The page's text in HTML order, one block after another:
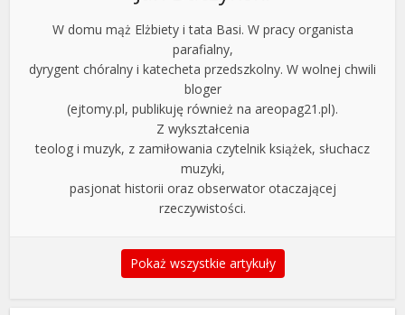
W domu mąż Elżbiety i tata Basi. W pracy organista
parafialny,
dyrygent chóralny i katecheta przedszkolny. W wolnej chwili
bloger
(ejtomy.pl, publikuję również na areopag21.pl).
Z wykształcenia
teolog i muzyk, z zamiłowania czytelnik książek, słuchacz
muzyki,
pasjonat historii oraz obserwator otaczającej
rzeczywistości.
Pokaż wszystkie artykuły